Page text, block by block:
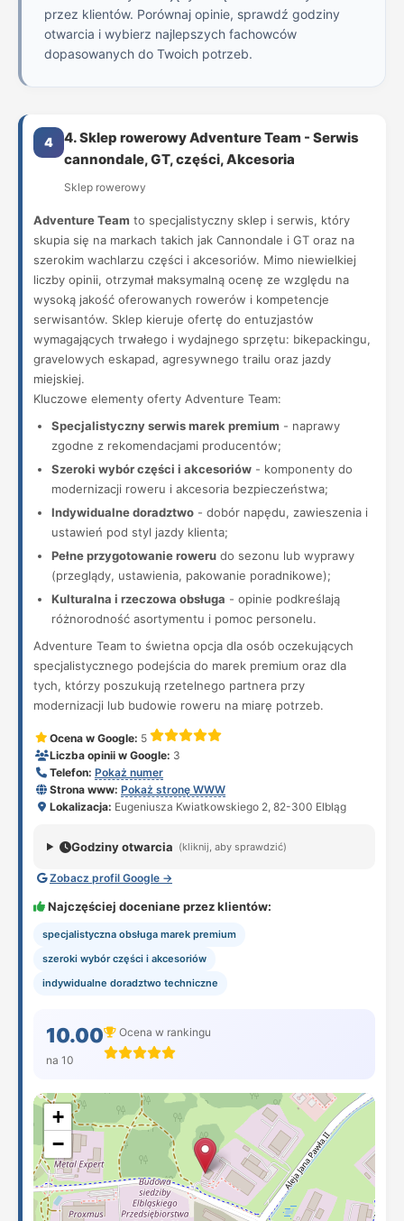
przez klientów. Porównaj opinie, sprawdź godziny
otwarcia i wybierz najlepszych fachowców
dopasowanych do Twoich potrzeb.
4
4. Sklep rowerowy Adventure Team - Serwis
cannondale, GT, części, Akcesoria
Sklep rowerowy
Adventure Team to specjalistyczny sklep i serwis, który
skupia się na markach takich jak Cannondale i GT oraz na
szerokim wachlarzu części i akcesoriów. Mimo niewielkiej
liczby opinii, otrzymał maksymalną ocenę ze względu na
wysoką jakość oferowanych rowerów i kompetencje
serwisantów. Sklep kieruje ofertę do entuzjastów
wymagających trwałego i wydajnego sprzętu: bikepackingu,
gravelowych eskapad, agresywnego trailu oraz jazdy
miejskiej.
Kluczowe elementy oferty Adventure Team:
Specjalistyczny serwis marek premium - naprawy
zgodne z rekomendacjami producentów;
Szeroki wybór części i akcesoriów - komponenty do
modernizacji roweru i akcesoria bezpieczeństwa;
Indywidualne doradztwo - dobór napędu, zawieszenia i
ustawień pod styl jazdy klienta;
Pełne przygotowanie roweru do sezonu lub wyprawy
(przeglądy, ustawienia, pakowanie poradnikowe);
Kulturalna i rzeczowa obsługa - opinie podkreślają
różnorodność asortymentu i pomoc personelu.
Adventure Team to świetna opcja dla osób oczekujących
specjalistycznego podejścia do marek premium oraz dla
tych, którzy poszukują rzetelnego partnera przy
modernizacji lub budowie roweru na miarę potrzeb.
Ocena w Google: 5
Liczba opinii w Google: 3
Telefon: Pokaż numer
Strona www: Pokaż stronę WWW
Lokalizacja: Eugeniusza Kwiatkowskiego 2, 82-300 Elbląg
Godziny otwarcia (kliknij, aby sprawdzić)
Zobacz profil Google →
Najczęściej doceniane przez klientów:
specjalistyczna obsługa marek premium
szeroki wybór części i akcesoriów
indywidualne doradztwo techniczne
10.00
na 10
Ocena w rankingu
+
−